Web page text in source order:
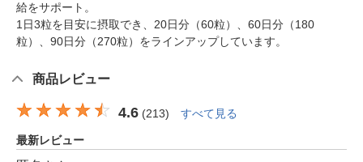
給をサポート。
1日3粒を目安に摂取でき、20日分（60粒）、60日分（180
粒）、90日分（270粒）をラインアップしています。
商品レビュー
4.6 (213) すべて見る
最新レビュー